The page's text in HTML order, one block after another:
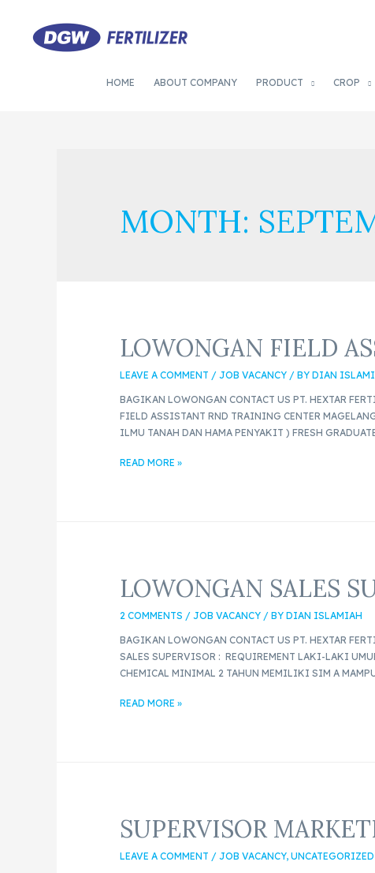
HOME ABOUT COMPANY PRODUCT CROP
MONTH:
LOWONGAN FIELD
LEAVE A COMMENT /JOB VACANCY / BYDIAN
BAGIKAN LOWONGAN CONTACT US PT. HEXTAR
FIELD ASSISTANT RND TRAINING CENTER
ILMU TANAH DAN HAMA PENYAKIT ) FRESH
READ MORE »
LOWONGAN SALES
2 COMMENTS /JOB VACANCY / BYDIAN ISLAMIAH
BAGIKAN LOWONGAN CONTACT US PT. HEXTAR
SALES SUPERVISOR : REQUIREMENT LAKI-LAKI
CHEMICAL MINIMAL 2 TAHUN MEMILIKI SIM A
READ MORE »
SUPERVISOR
LEAVE A COMMENT /JOB VACANCY,UNCATEGORIZED